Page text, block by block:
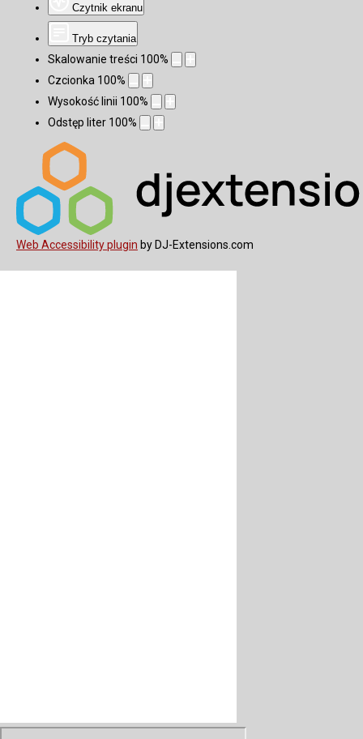
Czytnik ekranu
Tryb czytania
Skalowanie treści 100%
Czcionka 100%
Wysokość linii 100%
Odstęp liter 100%
Web Accessibility plugin by DJ-Extensions.com